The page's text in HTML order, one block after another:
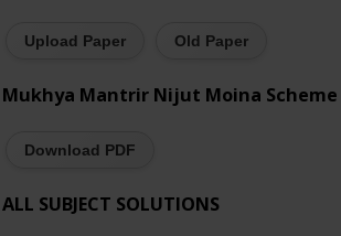
Upload Paper Old Paper
Mukhya Mantrir Nijut Moina Scheme
Download PDF
ALL SUBJECT SOLUTIONS